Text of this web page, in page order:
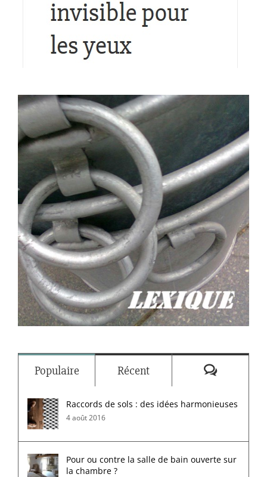
Populaire Récent
Raccords de sols : des idées harmonieuses
4 août 2016
Pour ou contre la salle de bain ouverte sur
la chambre ?